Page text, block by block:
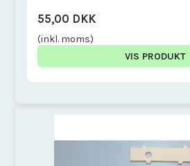
55,00 DKK
(inkl. moms)
VIS PRODUKT